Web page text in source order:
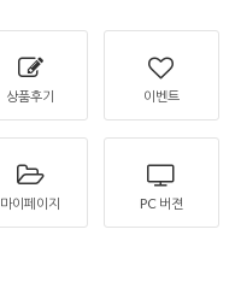
상품후기 이벤트
마이페이지 PC 버젼